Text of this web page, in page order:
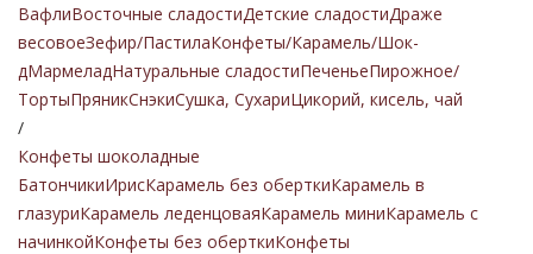
ВафлиВосточные сладостиДетские сладостиДраже
весовоеЗефир/ПастилаКонфеты/Карамель/Шок-
дМармеладНатуральные сладостиПеченьеПирожное/
ТортыПряникСнэкиСушка, СухариЦикорий, кисель, чай
/
Конфеты шоколадные
БатончикиИрисКарамель без оберткиКарамель в
глазуриКарамель леденцоваяКарамель миниКарамель с
начинкойКонфеты без оберткиКонфеты